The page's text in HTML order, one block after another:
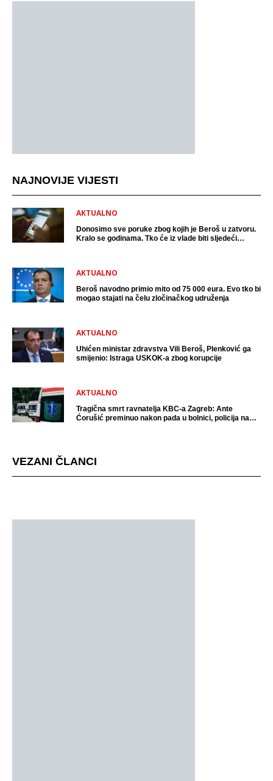
NAJNOVIJE VIJESTI
AKTUALNO
Donosimo sve poruke zbog kojih je Beroš u zatvoru.
Kralo se godinama. Tko će iz vlade biti sljedeći
AKTUALNO
Beroš navodno primio mito od 75 000 eura. Evo tko bi
mogao stajati na čelu zločinačkog udruženja
AKTUALNO
Uhićen ministar zdravstva Vili Beroš, Plenković ga
smijenio: Istraga USKOK-a zbog korupcije
AKTUALNO
Tragična smrt ravnatelja KBC-a Zagreb: Ante
Ćorušić preminuo nakon pada u bolnici, policija na
VEZANI ČLANCI